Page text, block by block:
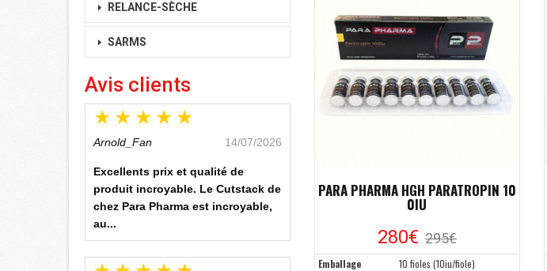
RELANCE-SÈCHE
SARMS
Avis clients
Arnold_Fan 14/07/2026
Excellents prix et qualité de
produit incroyable. Le Cutstack de
chez Para Pharma est incroyable,
au...
PARA PHARMA HGH PARATROPIN 10
0IU
280€ 295€
Emballage
10 fioles (10iu/fiole)